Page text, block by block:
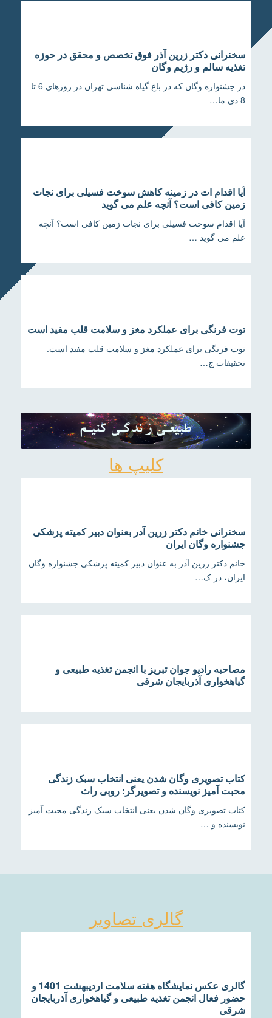
سخنرانی دکتر زرین آذر فوق تخصص و محقق در حوزه
تغذیه سالم و رژیم وگان
در جشنواره وگان که در باغ گیاه شناسی تهران در روزهای 6 تا
8 دی ما…
آیا اقدام ات در زمینه کاهش سوخت فسیلی برای نجات
زمین کافی است؟ آنچه علم می گوید
آیا اقدام سوخت فسیلی برای نجات زمین کافی است؟ آنچه
علم می گوید …
توت فرنگی برای عملکرد مغز و سلامت قلب مفید است
توت فرنگی برای عملکرد مغز و سلامت قلب مفید است.
تحقیقات ج…
کلیپ ها
سخنرانی خانم دکتر زرین آدر بعنوان دبیر کمیته پزشکی
جشنواره وگان ایران
خانم دکتر زرین آذر به عنوان دبیر کمیته پزشکی جشنواره وگان
ایران، در ک…
مصاحبه رادیو جوان تبریز با انجمن تغذیه طبیعی و
گیاهخواری آذربایجان شرقی
کتاب تصویری وگان شدن یعنی انتخاب سبک زندگی
محبت آمیز نویسنده و تصویرگر: روبی راث
کتاب تصویری وگان شدن یعنی انتخاب سبک زندگی محبت آمیز
نویسنده و …
گالری تصاویر
گالری عکس نمایشگاه هفته سلامت اردیبهشت 1401 و
حضور فعال انجمن تغذیه طبیعی و گیاهخواری آذربایجان
شرقی